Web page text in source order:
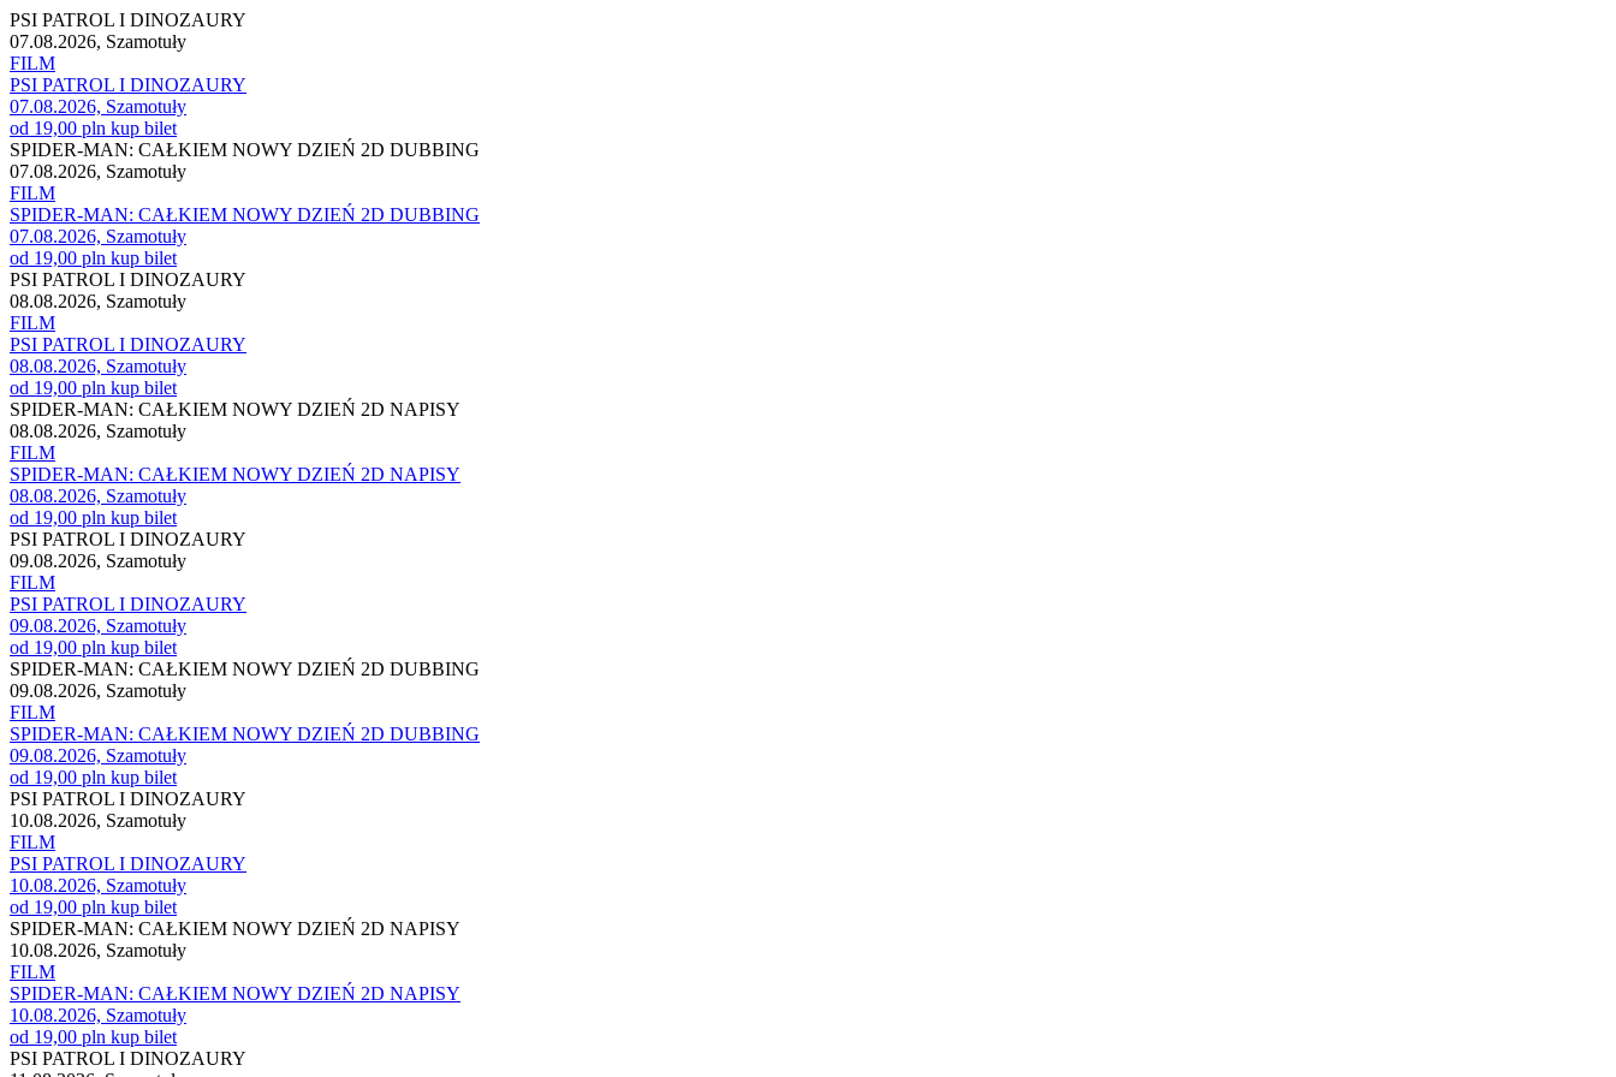
PSI PATROL I DINOZAURY
07.08.2026, Szamotuły
FILM
PSI PATROL I DINOZAURY
07.08.2026, Szamotuły
od 19,00 pln kup bilet
SPIDER-MAN: CAŁKIEM NOWY DZIEŃ 2D DUBBING
07.08.2026, Szamotuły
FILM
SPIDER-MAN: CAŁKIEM NOWY DZIEŃ 2D DUBBING
07.08.2026, Szamotuły
od 19,00 pln kup bilet
PSI PATROL I DINOZAURY
08.08.2026, Szamotuły
FILM
PSI PATROL I DINOZAURY
08.08.2026, Szamotuły
od 19,00 pln kup bilet
SPIDER-MAN: CAŁKIEM NOWY DZIEŃ 2D NAPISY
08.08.2026, Szamotuły
FILM
SPIDER-MAN: CAŁKIEM NOWY DZIEŃ 2D NAPISY
08.08.2026, Szamotuły
od 19,00 pln kup bilet
PSI PATROL I DINOZAURY
09.08.2026, Szamotuły
FILM
PSI PATROL I DINOZAURY
09.08.2026, Szamotuły
od 19,00 pln kup bilet
SPIDER-MAN: CAŁKIEM NOWY DZIEŃ 2D DUBBING
09.08.2026, Szamotuły
FILM
SPIDER-MAN: CAŁKIEM NOWY DZIEŃ 2D DUBBING
09.08.2026, Szamotuły
od 19,00 pln kup bilet
PSI PATROL I DINOZAURY
10.08.2026, Szamotuły
FILM
PSI PATROL I DINOZAURY
10.08.2026, Szamotuły
od 19,00 pln kup bilet
SPIDER-MAN: CAŁKIEM NOWY DZIEŃ 2D NAPISY
10.08.2026, Szamotuły
FILM
SPIDER-MAN: CAŁKIEM NOWY DZIEŃ 2D NAPISY
10.08.2026, Szamotuły
od 19,00 pln kup bilet
PSI PATROL I DINOZAURY